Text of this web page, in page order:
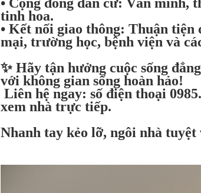
tinh hoa.
• Kết nối giao thông: Thuận
mại, trường học, bệnh viện và
✨ Hãy tận hưởng cuộc sống
với không gian sống hoàn hảo!
Liên hệ ngay: số điện thoại
xem nhà trực tiếp.
Nhanh tay kẻo lỡ, ngôi nhà